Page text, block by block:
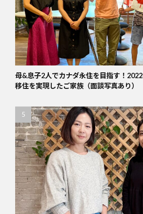
母&息子2人でカナダ永住を目指す！
移住を実現したご家族（面談写真あり）